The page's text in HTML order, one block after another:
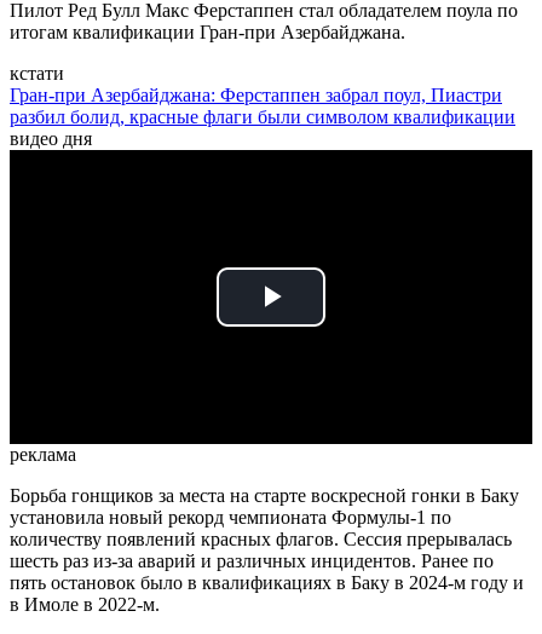
Пилот Ред Булл Макс Ферстаппен стал обладателем поула по
итогам квалификации Гран-при Азербайджана.
кстати
Гран-при Азербайджана: Ферстаппен забрал поул, Пиастри
разбил болид, красные флаги были символом квалификации
видео дня
Play
реклама
Борьба гонщиков за места на старте воскресной гонки в Баку
установила новый рекорд чемпионата Формулы-1 по
количеству появлений красных флагов. Сессия прерывалась
шесть раз из-за аварий и различных инцидентов. Ранее по
пять остановок было в квалификациях в Баку в 2024-м году и
в Имоле в 2022-м.